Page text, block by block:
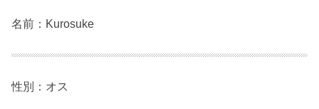
名前：Kurosuke
性別：オス